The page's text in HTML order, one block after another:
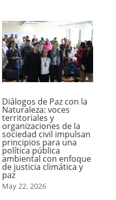
Diálogos de Paz con la
Naturaleza: voces
territoriales y
organizaciones de la
sociedad civil impulsan
principios para una
política pública
ambiental con enfoque
de justicia climática y
paz
May 22, 2026